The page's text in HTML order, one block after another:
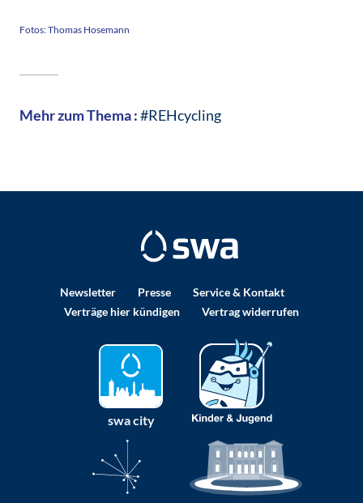
Fotos: Thomas Hosemann
Mehr zum Thema :#REHcycling
Newsletter Presse
Service & Kontakt
Verträge hier kündigen
Vertrag widerrufen
swa city